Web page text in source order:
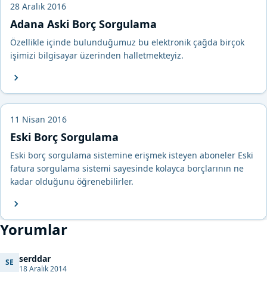
28 Aralık 2016
Adana Aski Borç Sorgulama
Özellikle içinde bulunduğumuz bu elektronik çağda birçok
işimizi bilgisayar üzerinden halletmekteyiz.
11 Nisan 2016
Eski Borç Sorgulama
Eski borç sorgulama sistemine erişmek isteyen aboneler Eski
fatura sorgulama sistemi sayesinde kolayca borçlarının ne
kadar olduğunu öğrenebilirler.
Yorumlar
SEserddar
serddar
18 Aralık 2014